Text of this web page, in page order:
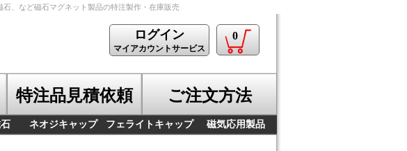
、など磁石マグネット製品の特注製作・在庫販売
ログイン
マイアカウントサービス
0
特注品見積依頼 ご注文方法
ネオジキャップ フェライトキャップ 磁気応用製品